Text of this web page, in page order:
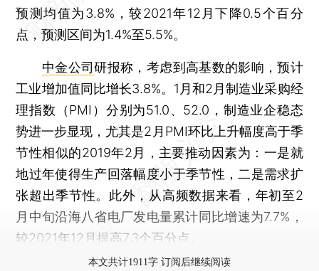
预测均值为3.8%，较2021年12月下降0.5个百分
点，预测区间为1.4%至5.5%。
中金公司研报称，考虑到高基数的影响，预计
工业增加值同比增长3.8%。1月和2月制造业采购经
理指数（PMI）分别为51.0、52.0，制造业企稳态
势进一步显现，尤其是2月PMI环比上升幅度高于季
节性相似的2019年2月，主要推动因素为：一是就
地过年使得生产回落幅度小于季节性，二是需求扩
张超出季节性。此外，从高频数据来看，年初至2
月中旬沿海八省电厂发电量累计同比增速为7.7%，
较2021年12月提高7.3个百分点。
本文共计1911字 订阅后继续阅读